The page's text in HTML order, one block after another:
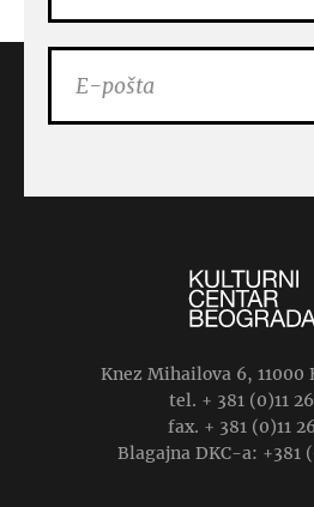
Knez Mihailova 6, 11000
tel. + 381 (0)11
fax. + 381 (0)11
Blagajna DKC-a: +381